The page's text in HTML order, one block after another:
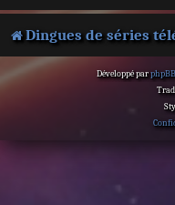
Dingues de séries
Développé parphpBB